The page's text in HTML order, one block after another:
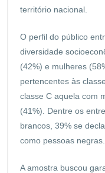
território nacional.
O perfil do público
diversidade
(42%) e mulheres
pertencentes às
classe C aquela com
(41%). Dentre os
brancos, 39% se
como pessoas negras.
A amostra buscou